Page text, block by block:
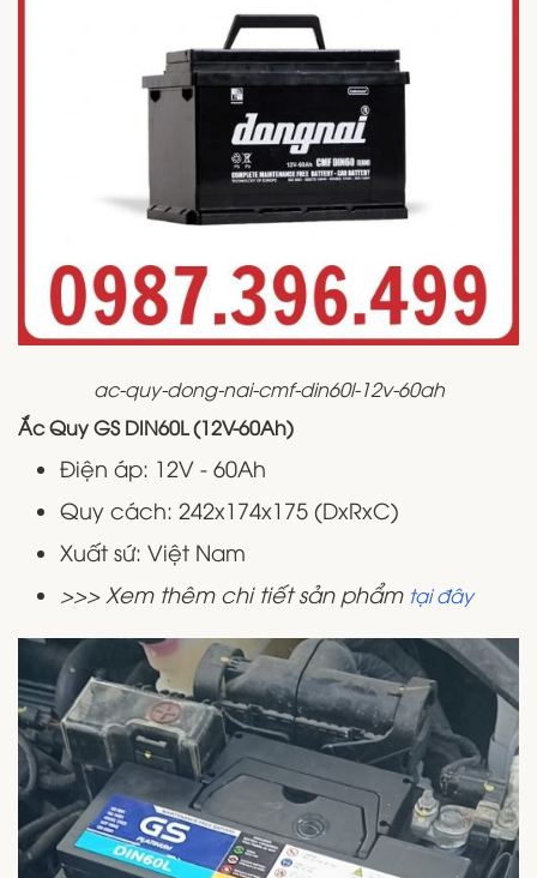
ac-quy-dong-nai-cmf-din60l-12v-60ah
Ắc Quy GS DIN60L (12V-60Ah)
Điện áp: 12V - 60Ah
Quy cách: 242x174x175 (DxRxC)
Xuất sứ: Việt Nam
>>> Xem thêm chi tiết sản phẩm tại đây